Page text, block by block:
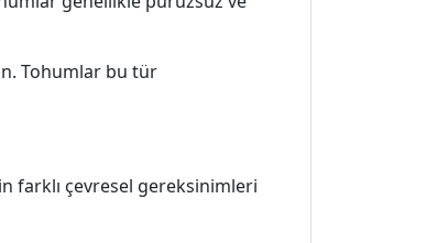
Tohumlar bu tür
farklı çevresel gereksinimleri